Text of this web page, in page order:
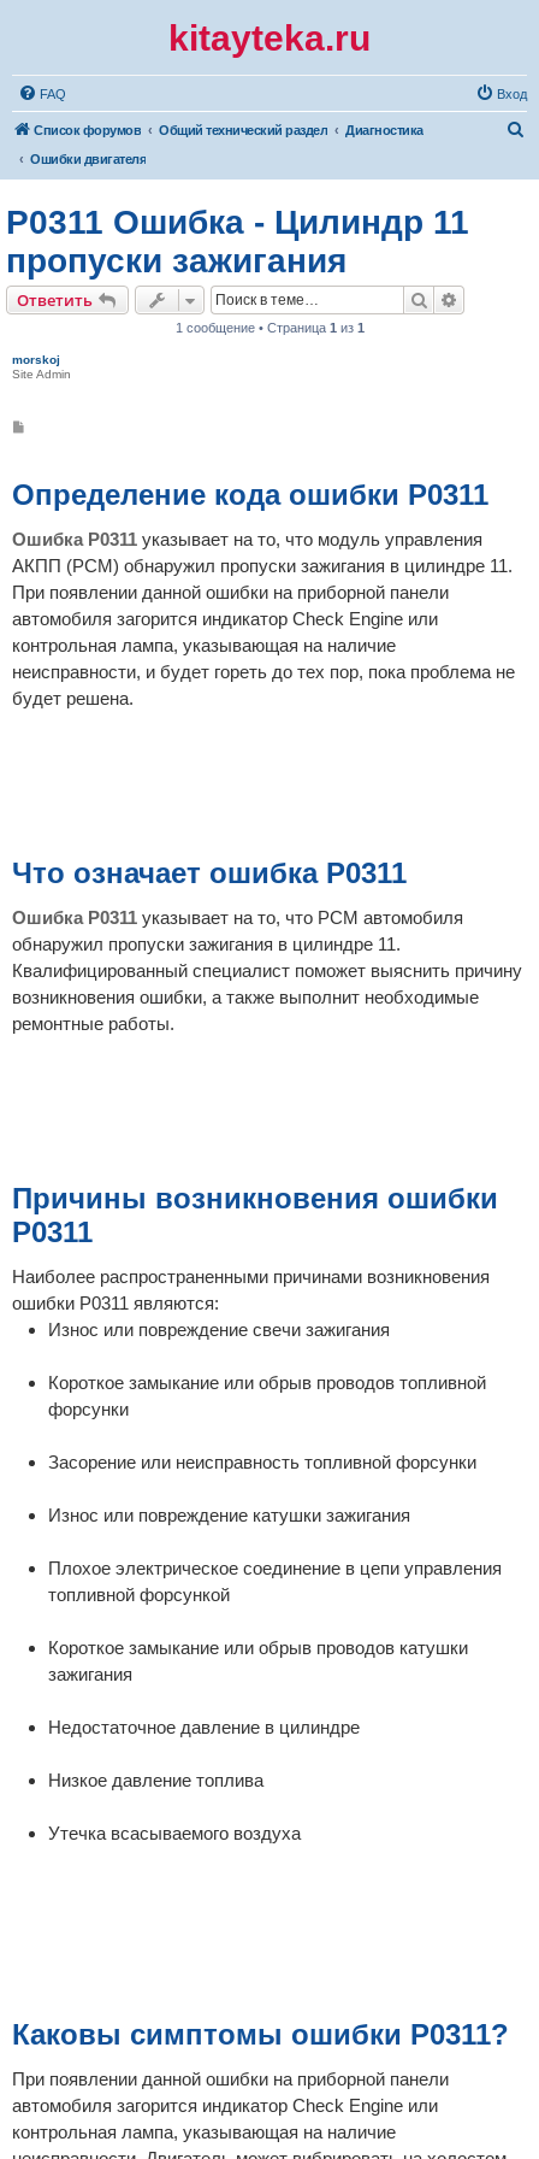
kitayteka.ru
FAQ Вход
Список форумов Общий технический раздел
Диагностика
Ошибки двигателя
P0311 Ошибка - Цилиндр 11
пропуски зажигания
Ответить Поиск
1 сообщение • Страница 1 из 1
morskoj
Site Admin
щ
е
е
Определение кода ошибки P0311
Ошибка P0311 указывает на то, что модуль управления
АКПП (PCM) обнаружил пропуски зажигания в цилиндре 11.
При появлении данной ошибки на приборной панели
автомобиля загорится индикатор Check Engine или
контрольная лампа, указывающая на наличие
неисправности, и будет гореть до тех пор, пока проблема не
будет решена.
Что означает ошибка P0311
Ошибка P0311 указывает на то, что PCM автомобиля
обнаружил пропуски зажигания в цилиндре 11.
Квалифицированный специалист поможет выяснить причину
возникновения ошибки, а также выполнит необходимые
ремонтные работы.
Причины возникновения ошибки
P0311
Наиболее распространенными причинами возникновения
ошибки P0311 являются:
Износ или повреждение свечи зажигания
Короткое замыкание или обрыв проводов топливной
форсунки
Засорение или неисправность топливной форсунки
Износ или повреждение катушки зажигания
Плохое электрическое соединение в цепи управления
топливной форсункой
Короткое замыкание или обрыв проводов катушки
зажигания
Недостаточное давление в цилиндре
Низкое давление топлива
Утечка всасываемого воздуха
Каковы симптомы ошибки P0311?
При появлении данной ошибки на приборной панели
автомобиля загорится индикатор Check Engine или
контрольная лампа, указывающая на наличие